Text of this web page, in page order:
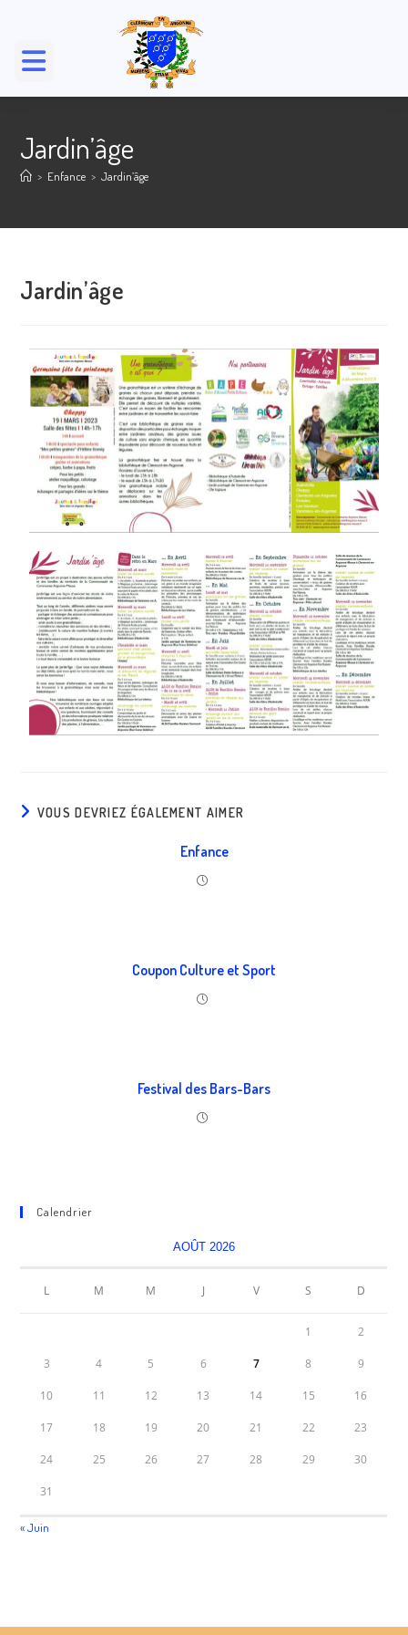
Jardin’âge
> Enfance > Jardin’âge
Jardin’âge
VOUS DEVRIEZ ÉGALEMENT AIMER
Enfance
Coupon Culture et Sport
Festival des Bars-Bars
Calendrier
AOÛT 2026
L M M J V S D
1 2
3 4 5 6 7 8 9
10 11 12 13 14 15 16
17 18 19 20 21 22 23
24 25 26 27 28 29 30
31
« Juin